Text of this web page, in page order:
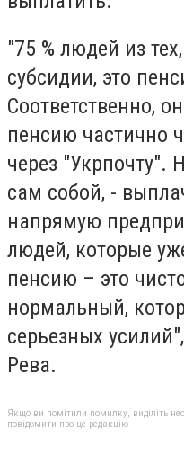
"75 % людей из
субсидии, это
Соответственно,
пенсию частично
через "Укрпочту".
сам собой, -
напрямую
людей, которые
пенсию – это
нормальный,
серьезных
Рева.
Якщо ви помітили помилку, виділіть
повідомити про це редакцію